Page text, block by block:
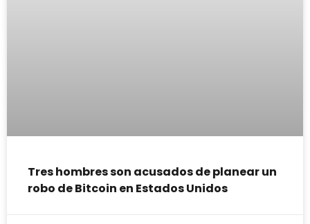
Tres hombres son acusados de planear un
robo de Bitcoin en Estados Unidos